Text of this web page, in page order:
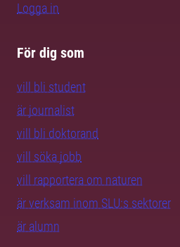
Logga in
För dig som
vill bli student
är journalist
vill bli doktorand
vill söka jobb
vill rapportera om naturen
är verksam inom SLU:s sektorer
är alumn